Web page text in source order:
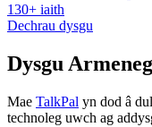
130+ iaith
Dechrau dysgu
Dysgu
Mae TalkPal yn dod â
technoleg uwch ag